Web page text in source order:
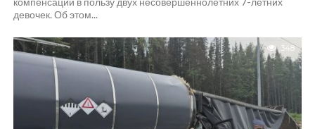
девочек. Об этом...
348